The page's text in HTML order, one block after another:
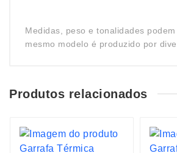
Medidas, peso e tonalidades
mesmo modelo é produzido por
Produtos relacionados